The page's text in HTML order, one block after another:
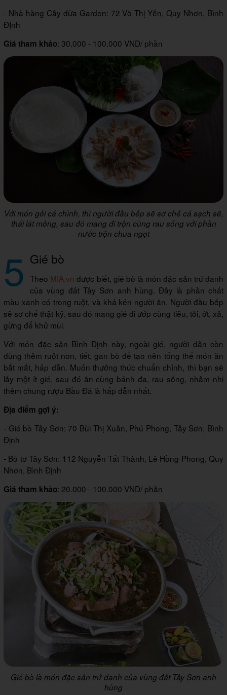
- Nhà hàng Cây dừa Garden: 72 Võ Thị Yến, Quy Nhơn, Bình
ĐỊnh
Giá tham khảo: 30.000 - 100.000 VND/ phần
Với món gỏi cá chình, thì người đầu bếp sẽ sơ chế cá sạch sẽ,
thái lát mỏng, sau đó mang đi trộn cùng rau sống với phần
nước trộn chua ngọt
5 Gié bò
Theo MIA.vn được biết, gié bò là món đặc sản trứ danh
của vùng đất Tây Sơn anh hùng. Đây là phần chất
màu xanh có trong ruột, và khá kén người ăn. Người đầu bếp
sẽ sơ chế thật kỹ, sau đó mang gié đi ướp cùng tiêu, tỏi, ớt, xả,
gừng để khử mùi.
Với món đặc sản Bình Định này, ngoài gié, người dân còn
dùng thêm ruột non, tiết, gan bò để tạo nên tổng thể món ăn
bắt mắt, hấp dẫn. Muốn thưởng thức chuẩn chỉnh, thì bạn sẽ
lấy một ít gié, sau đó ăn cùng bánh đa, rau sống, nhâm nhi
thêm chung rượu Bầu Đá là hấp dẫn nhất.
Địa điểm gợi ý:
- Gié bò Tây Sơn: 70 Bùi Thị Xuân, Phú Phong, Tây Sơn, Bình
Định
- Bò tơ Tây Sơn: 112 Nguyễn Tất Thành, Lê Hồng Phong, Quy
Nhơn, Bình Định
Giá tham khảo: 20.000 - 100.000 VND/ phần
Gié bò là món đặc sản trứ danh của vùng đất Tây Sơn anh
hùng